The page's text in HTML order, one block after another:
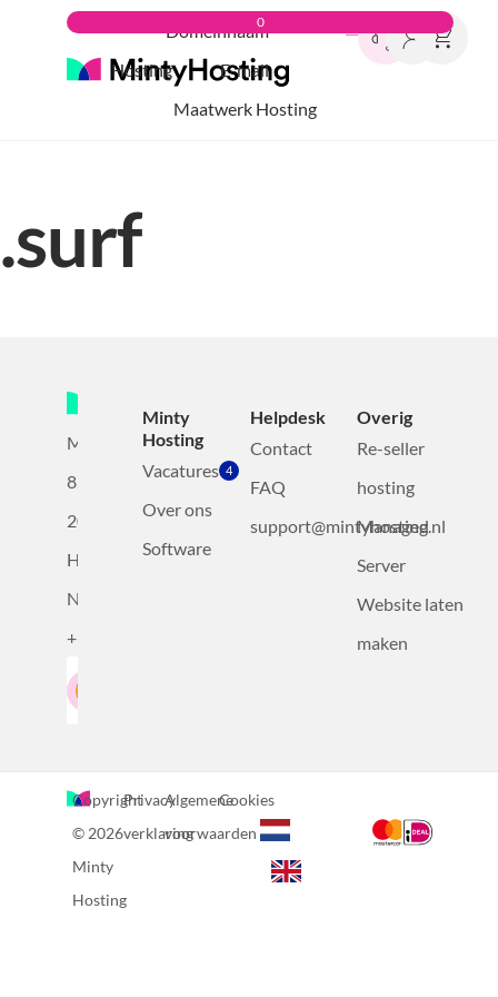
Domeinnaam
Hosting
E-mail
Maatwerk Hosting
0
.surf
Mollerusweg
82
2031BZ
Haarlem,
Nederland
+31232305815
Minty
Hosting
Vacatures 4
Over ons
Software
Helpdesk
Contact
FAQ
support@mintyhosting.nl
Overig
Re-seller
hosting
Managed
Server
Website laten
maken
Copyright
© 2026
Minty
Hosting
Privacy
verklaring
Algemene
voorwaarden
Cookies